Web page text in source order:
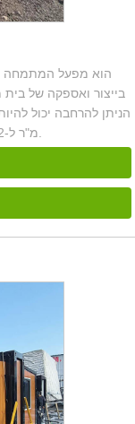
מ"ר ל-72 מ"ר. ניתן להתאים את הגודל והפריסה של הבית.